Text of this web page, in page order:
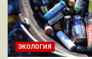
ЭКОЛОГИЯ